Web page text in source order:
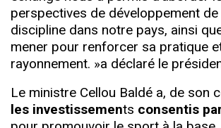
perspectives de développement
discipline dans notre pays, ainsi
mener pour renforcer sa pratique
rayonnement. »a déclaré le
Le ministre Cellou Baldé a, de son
les investissements consentis